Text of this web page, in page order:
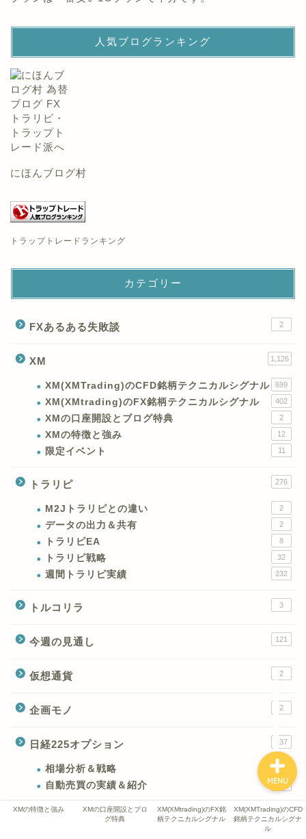
人気ブログランキング
にほんブログ村
トラップトレードランキング
カテゴリー
FXあるある失敗談 2
XM 1,126
XM(XMTrading)のCFD銘柄テクニカルシグナル 699
XM(XMtrading)のFX銘柄テクニカルシグナル 402
XMの口座開設とブログ特典 2
XMの特徴と強み 12
限定イベント 11
トラリピ 276
M2Jトラリピとの違い 2
データの出力＆共有 2
トラリピEA 8
トラリピ戦略 32
週間トラリピ実績 232
トルコリラ 3
今週の見通し 121
仮想通貨 2
企画モノ 2
日経225オプション 137
相場分析＆戦略 111
自動売買の実績＆紹介 26
海外FXでトラリピ 874
XMの特徴と強み
XMの口座開設とブロ
グ特典
XM(XMtrading)のFX銘
柄テクニカルシグナル
XM(XMTrading)のCFD
銘柄テクニカルシグナ
ル
MENU